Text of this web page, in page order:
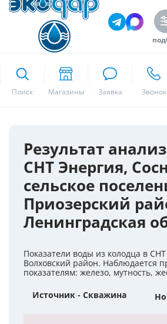
Поиск
Результат
СНТ Энергия,
сельское
Приозерский
Ленинградская
Показатели воды из колодца в
Волховский район. Наблюдается
показателям: железо, мутность,
Источник - Скважина